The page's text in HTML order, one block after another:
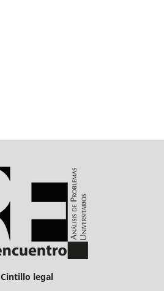
Cintillo legal